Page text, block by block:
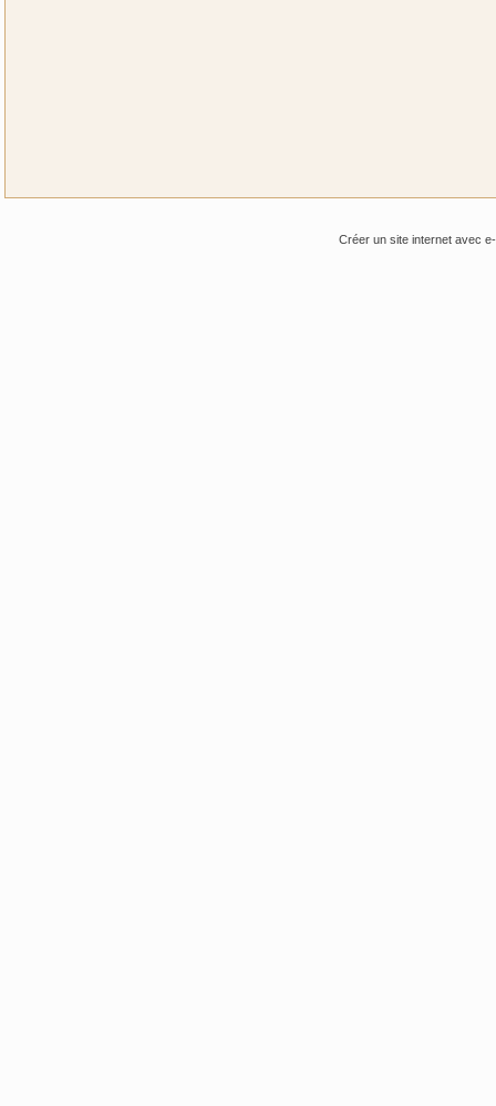
Créer un site internet avec